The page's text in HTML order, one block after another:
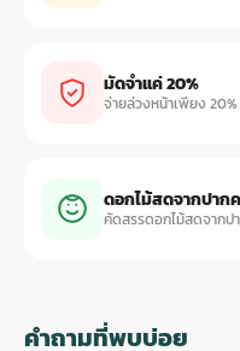
มัดจำแค่ 20%
จ่ายล่วงหน้าเพียง
ดอกไม้สดจากปาก
คัดสรรดอกไม้สดจากป
คำถามที่พบบ่อย